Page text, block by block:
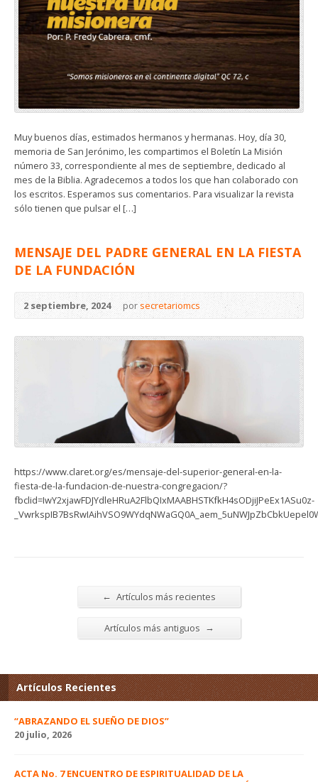
Muy buenos días, estimados hermanos y hermanas. Hoy, día 30,
memoria de San Jerónimo, les compartimos el Boletín La Misión
número 33, correspondiente al mes de septiembre, dedicado al
mes de la Biblia. Agradecemos a todos los que han colaborado con
los escritos. Esperamos sus comentarios. Para visualizar la revista
sólo tienen que pulsar el […]
MENSAJE DEL PADRE GENERAL EN LA FIESTA
DE LA FUNDACIÓN
2 septiembre, 2024 porsecretariomcs
https://www.claret.org/es/mensaje-del-superior-general-en-la-
fiesta-de-la-fundacion-de-nuestra-congregacion/?
fbclid=IwY2xjawFDJYdleHRuA2FlbQIxMAABHSTKfkH4sODjiJPeEx1ASu0z-
← Artículos más recientes
Artículos más antiguos →
Artículos Recientes
“ABRAZANDO EL SUEÑO DE DIOS”
20 julio, 2026
ACTA No. 7 ENCUENTRO DE ESPIRITUALIDAD DE LA